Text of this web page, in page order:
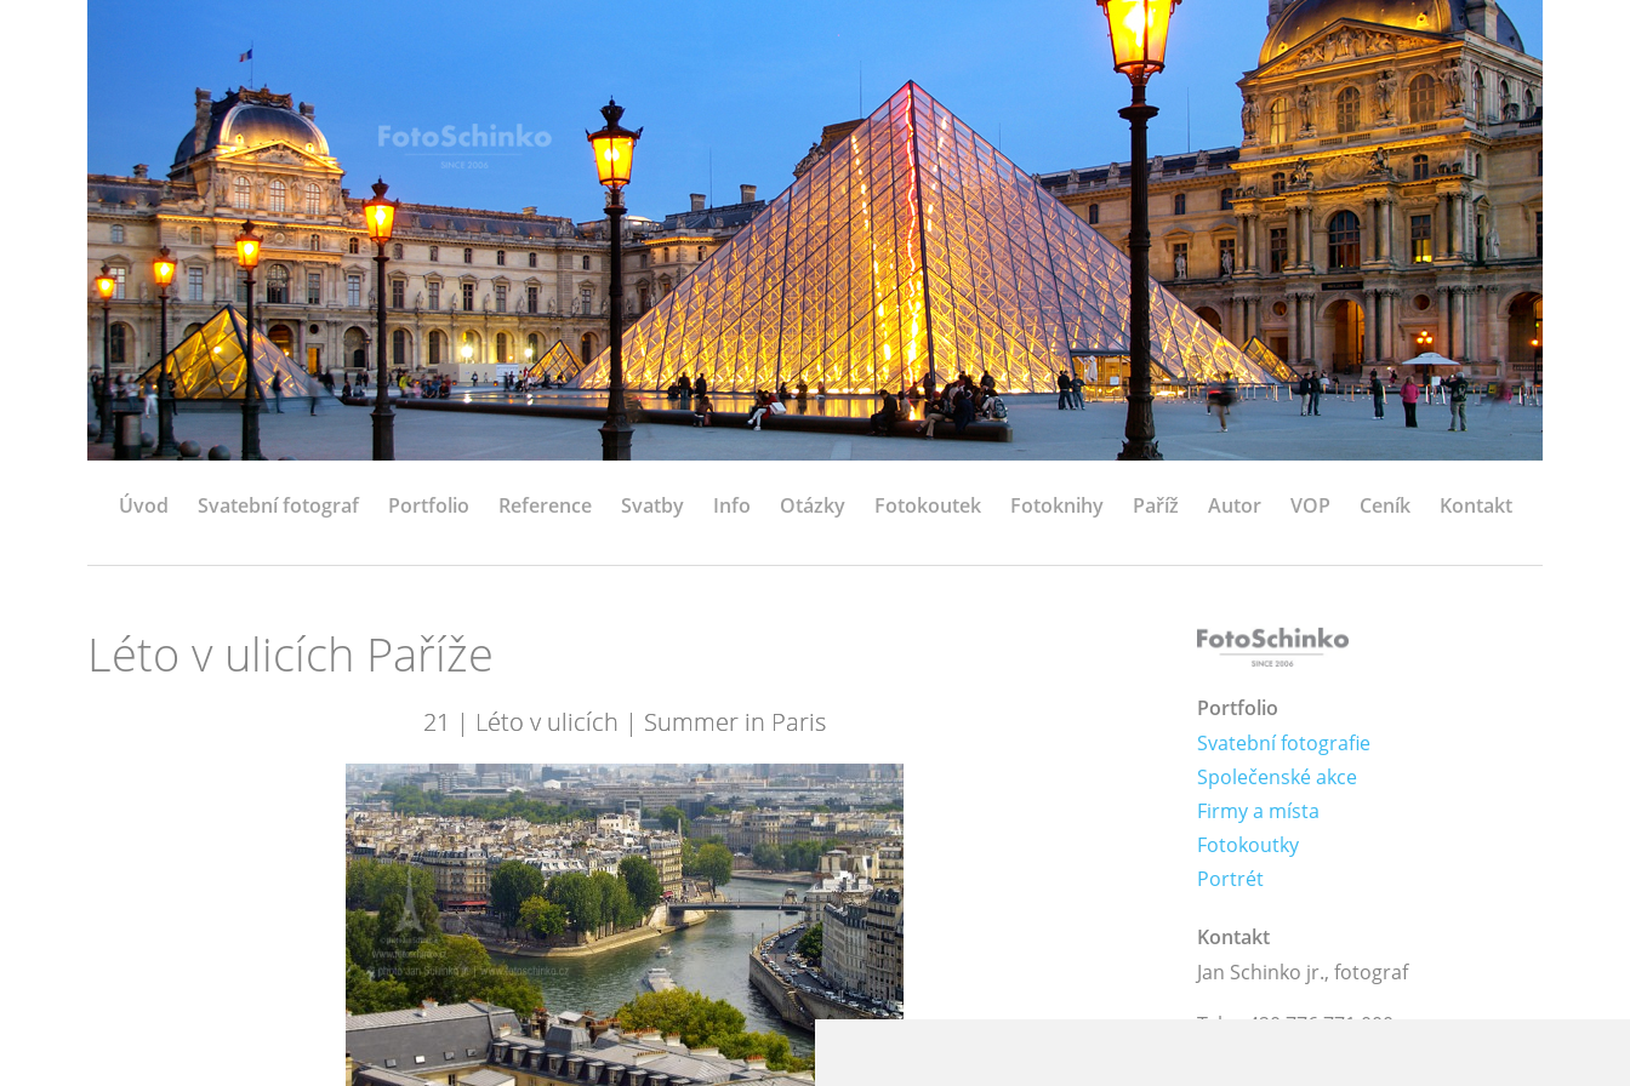
Úvod Svatební fotograf Portfolio Reference Svatby Info Otázky Fotokoutek Fotoknihy Paříž Autor VOP Ceník Kontakt
Léto v ulicích Paříže
21 | Léto v ulicích | Summer in Paris
Portfolio
Svatební fotografie
Společenské akce
Firmy a místa
Fotokoutky
Portrét
Kontakt
Jan Schinko jr., fotograf
Tel.: +420 776 771 000